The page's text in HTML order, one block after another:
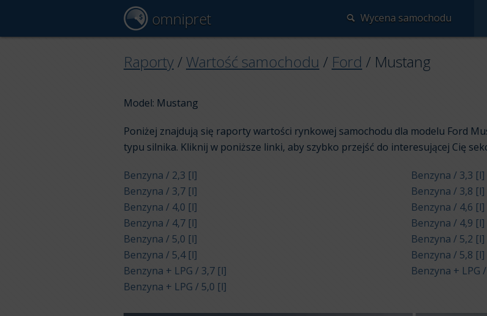
omnipret Wycena samochodu
Raporty / Wartość samochodu / Ford / Mustang
Model: Mustang
Poniżej znajdują się raporty wartości rynkowej samochodu dla modelu Ford
typu silnika. Kliknij w poniższe linki, aby szybko przejść do interesującej Cię
Benzyna / 2,3 [l]
Benzyna / 3,3 [l]
Benzyna / 3,7 [l]
Benzyna / 3,8 [l]
Benzyna / 4,0 [l]
Benzyna / 4,6 [l]
Benzyna / 4,7 [l]
Benzyna / 4,9 [l]
Benzyna / 5,0 [l]
Benzyna / 5,2 [l]
Benzyna / 5,4 [l]
Benzyna / 5,8 [l]
Benzyna + LPG / 3,7 [l]
Benzyna + LPG
Benzyna + LPG / 5,0 [l]